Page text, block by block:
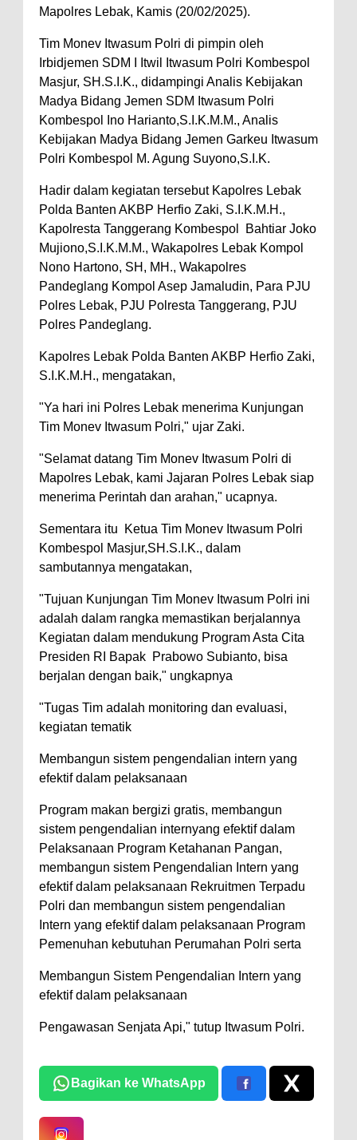
Mapolres Lebak, Kamis (20/02/2025).
Tim Monev Itwasum Polri di pimpin oleh
Irbidjemen SDM I Itwil Itwasum Polri Kombespol
Masjur, SH.S.I.K., didampingi Analis Kebijakan
Madya Bidang Jemen SDM Itwasum Polri
Kombespol Ino Harianto,S.I.K.M.M., Analis
Kebijakan Madya Bidang Jemen Garkeu Itwasum
Polri Kombespol M. Agung Suyono,S.I.K.
Hadir dalam kegiatan tersebut Kapolres Lebak
Polda Banten AKBP Herfio Zaki, S.I.K.M.H.,
Kapolresta Tanggerang Kombespol Bahtiar Joko
Mujiono,S.I.K.M.M., Wakapolres Lebak Kompol
Nono Hartono, SH, MH., Wakapolres
Pandeglang Kompol Asep Jamaludin, Para PJU
Polres Lebak, PJU Polresta Tanggerang, PJU
Polres Pandeglang.
Kapolres Lebak Polda Banten AKBP Herfio Zaki,
S.I.K.M.H., mengatakan,
"Ya hari ini Polres Lebak menerima Kunjungan
Tim Monev Itwasum Polri," ujar Zaki.
"Selamat datang Tim Monev Itwasum Polri di
Mapolres Lebak, kami Jajaran Polres Lebak siap
menerima Perintah dan arahan," ucapnya.
Sementara itu Ketua Tim Monev Itwasum Polri
Kombespol Masjur,SH.S.I.K., dalam
sambutannya mengatakan,
"Tujuan Kunjungan Tim Monev Itwasum Polri ini
adalah dalam rangka memastikan berjalannya
Kegiatan dalam mendukung Program Asta Cita
Presiden RI Bapak Prabowo Subianto, bisa
berjalan dengan baik," ungkapnya
"Tugas Tim adalah monitoring dan evaluasi,
kegiatan tematik
Membangun sistem pengendalian intern yang
efektif dalam pelaksanaan
Program makan bergizi gratis, membangun
sistem pengendalian internyang efektif dalam
Pelaksanaan Program Ketahanan Pangan,
membangun sistem Pengendalian Intern yang
efektif dalam pelaksanaan Rekruitmen Terpadu
Polri dan membangun sistem pengendalian
Intern yang efektif dalam pelaksanaan Program
Pemenuhan kebutuhan Perumahan Polri serta
Membangun Sistem Pengendalian Intern yang
efektif dalam pelaksanaan
Pengawasan Senjata Api," tutup Itwasum Polri.
Bagikan ke WhatsApp